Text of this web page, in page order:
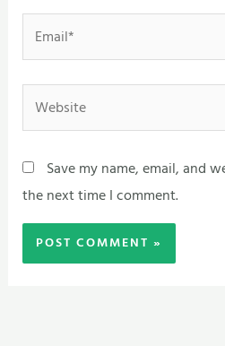
Email*
Website
Save my name, email, and
the next time I comment.